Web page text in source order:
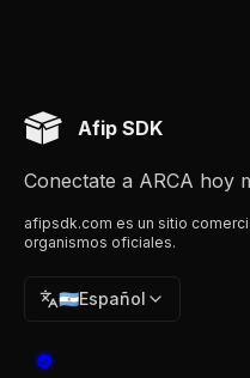
Afip SDK
Conectate a ARCA hoy
afipsdk.com es un sitio
organismos oficiales.
🇦🇷Español